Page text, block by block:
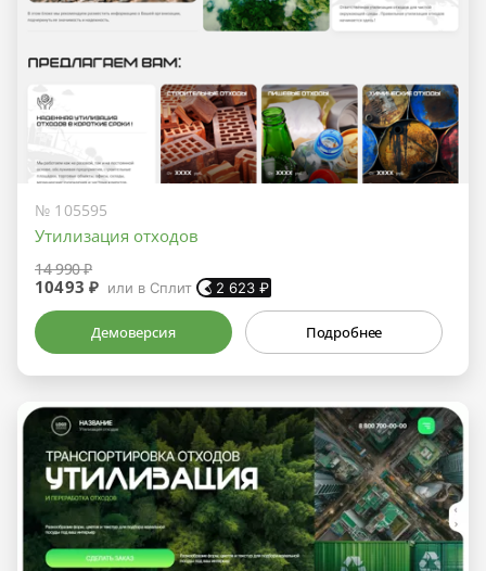
№ 105595
Утилизация отходов
14 990 ₽
10493 ₽ или в Сплит 2 623 ₽
Демоверсия Подробнее